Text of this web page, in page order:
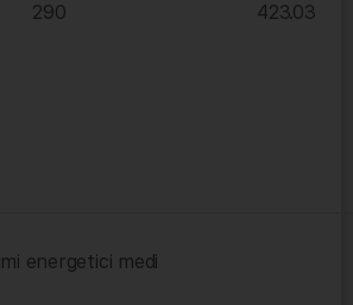
290
423.03
energetici medi